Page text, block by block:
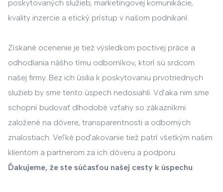
poskytovaných služieb, marketingovej komunikácie,
kvality inzercie a etický prístup v našom podnikaní.
Získané ocenenie je tiež výsledkom poctivej práce a
odhodlania nášho tímu odborníkov, ktorí sú srdcom
našej firmy. Bez ich úsilia k poskytovaniu prvotriednych
služieb by sme tento úspech nedosiahli. Vďaka nim sme
schopní budovať dlhodobé vzťahy so zákazníkmi
založené na dôvere, transparentnosti a odborných
znalostiach. Veľké poďakovanie tiež patrí všetkým našim
klientom a partnerom za ich dôveru a podporu.
Ďakujeme, že ste súčasťou našej cesty k úspechu.